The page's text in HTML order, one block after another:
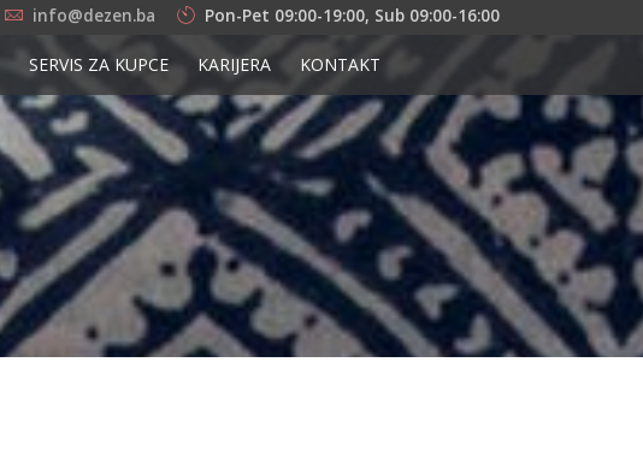
SERVIS ZA KUPCE KARIJERA KONTAKT
info@dezen.ba Pon-Pet 09:00-19:00, Sub 09:00-16:00